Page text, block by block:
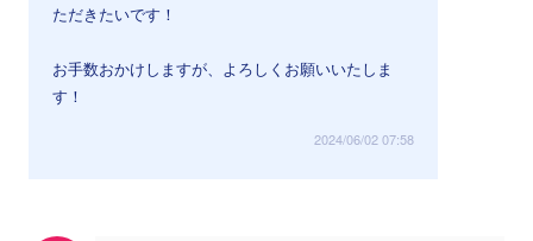
ただきたいです！
お手数おかけしますが、よろしくお願いいたしま
す！
2024/06/02 07:58